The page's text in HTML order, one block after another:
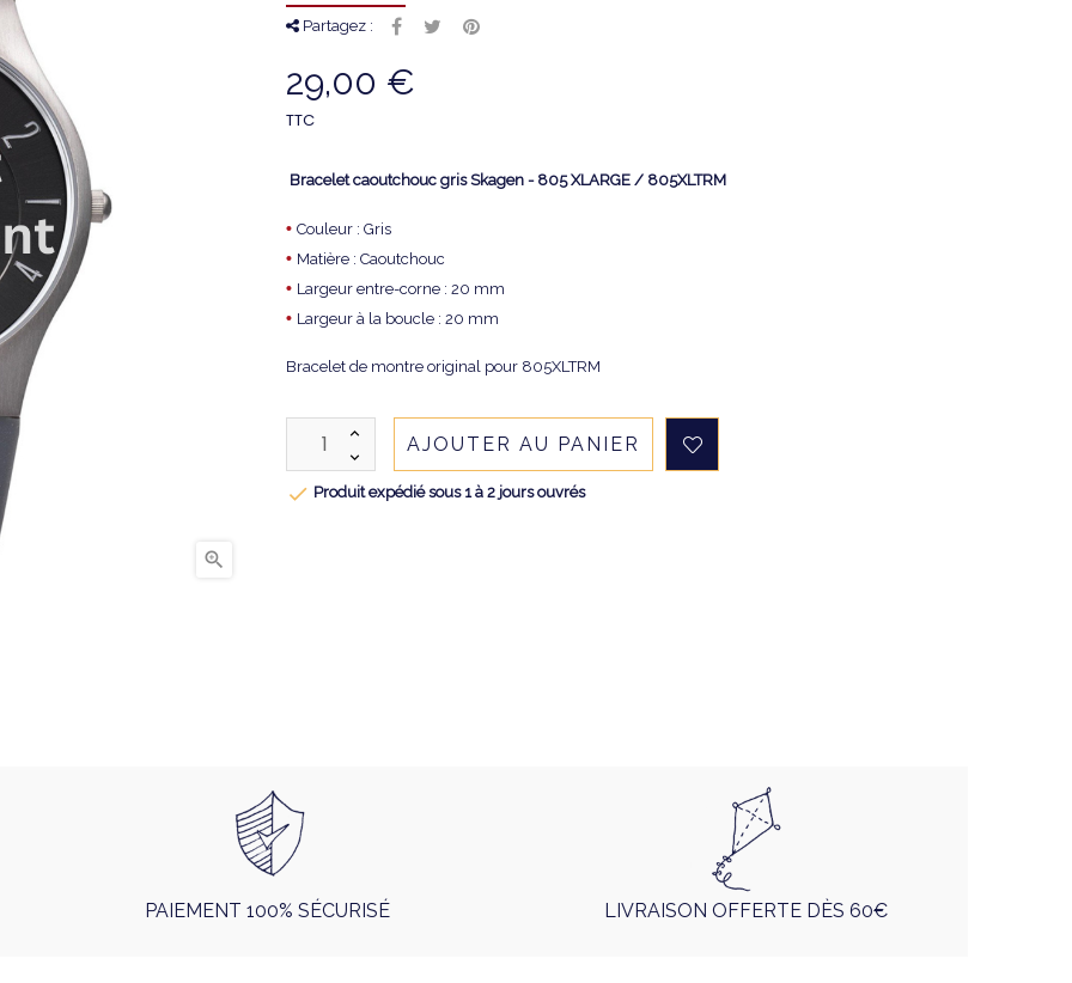

Partagez :
29,00 €
TTC
Bracelet caoutchouc gris Skagen - 805 XLARGE / 805XLTRM
• Couleur : Gris
• Matière : Caoutchouc
• Largeur entre-corne : 20 mm
• Largeur à la boucle : 20 mm
Bracelet de montre original pour 805XLTRM
AJOUTER AU PANIER
 Produit expédié sous 1 à 2 jours ouvrés
PAIEMENT 100% SÉCURISÉ LIVRAISON OFFERTE DÈS 60€